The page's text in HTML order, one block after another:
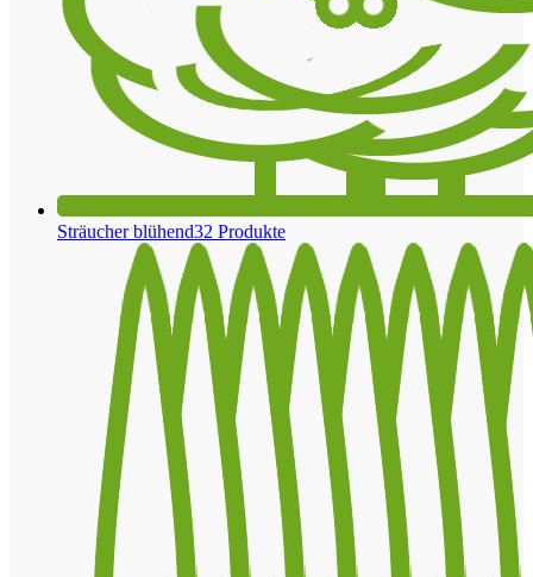
Sträucher blühend32 Produkte